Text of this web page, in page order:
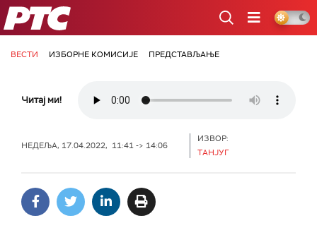
РТС
ВЕСТИ ИЗБОРНЕ КОМИСИЈЕ ПРЕДСТАВЉАЊЕ
Читај ми!
НЕДЕЉА, 17.04.2022, 11:41 -> 14:06
ИЗВОР:
ТAНЈУГ